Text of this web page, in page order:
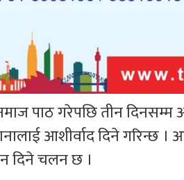
पाठ गरेपछि तीन दिनसम्म
आशीर्वाद दिने गरिन्छ
दिने चलन छ ।